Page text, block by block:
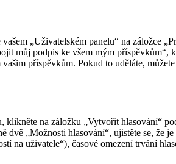
„Uživatelském panelu“ na záložce
můj podpis ke všem mým příspěvkům“,
příspěvkům. Pokud to uděláte,
na záložku „Vytvořit hlasování“
„Možnosti hlasování“, ujistěte se, že
na uživatele“), časové omezení trvání